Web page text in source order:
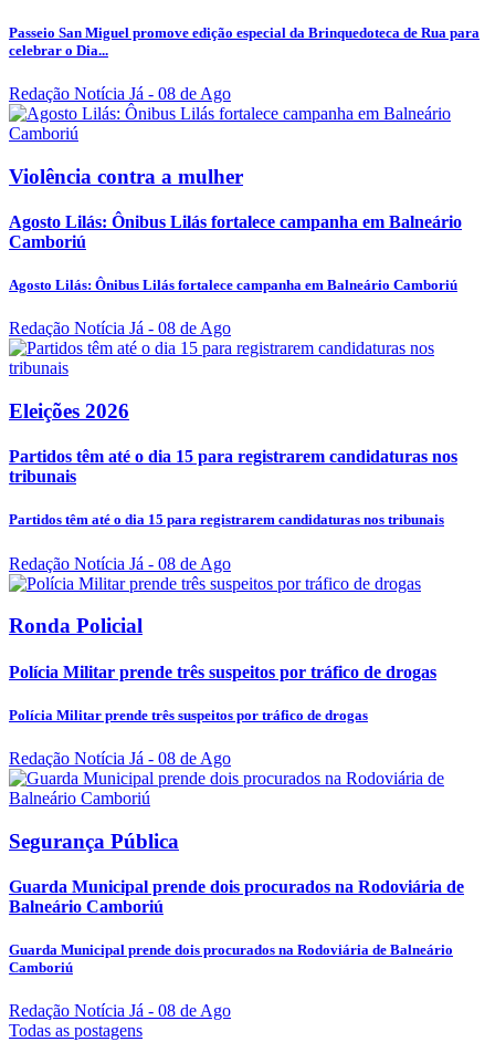
Passeio San Miguel promove edição especial da Brinquedoteca de Rua para
celebrar o Dia...
Redação Notícia Já - 08 de Ago
Violência contra a mulher
Agosto Lilás: Ônibus Lilás fortalece campanha em Balneário
Camboriú
Agosto Lilás: Ônibus Lilás fortalece campanha em Balneário Camboriú
Redação Notícia Já - 08 de Ago
Eleições 2026
Partidos têm até o dia 15 para registrarem candidaturas nos
tribunais
Partidos têm até o dia 15 para registrarem candidaturas nos tribunais
Redação Notícia Já - 08 de Ago
Ronda Policial
Polícia Militar prende três suspeitos por tráfico de drogas
Polícia Militar prende três suspeitos por tráfico de drogas
Redação Notícia Já - 08 de Ago
Segurança Pública
Guarda Municipal prende dois procurados na Rodoviária de
Balneário Camboriú
Guarda Municipal prende dois procurados na Rodoviária de Balneário
Camboriú
Redação Notícia Já - 08 de Ago
Todas as postagens